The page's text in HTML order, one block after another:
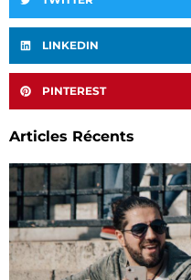
LINKEDIN
PINTEREST
Articles Récents